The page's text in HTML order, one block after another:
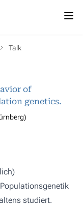
Talk
of
genetics.
studiert.